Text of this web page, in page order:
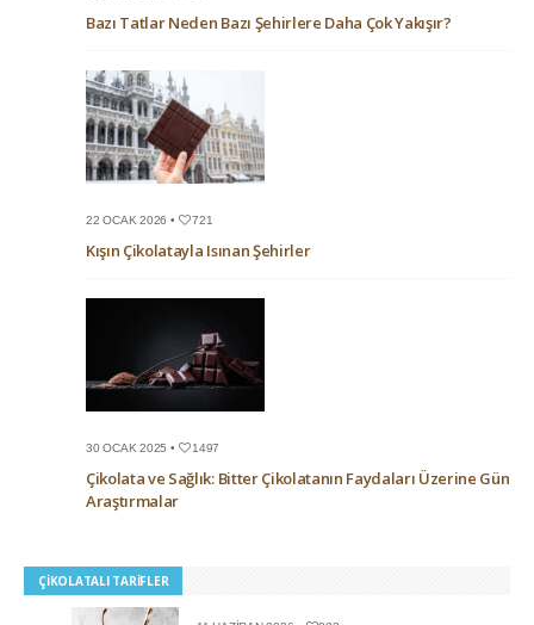
Bazı Tatlar Neden Bazı Şehirlere Daha Çok Yakışır?
22 OCAK 2026 • 721
Kışın Çikolatayla Isınan Şehirler
30 OCAK 2025 • 1497
Çikolata ve Sağlık: Bitter Çikolatanın Faydaları Üzerine Güncel
Araştırmalar
ÇIKOLATALI TARIFLER